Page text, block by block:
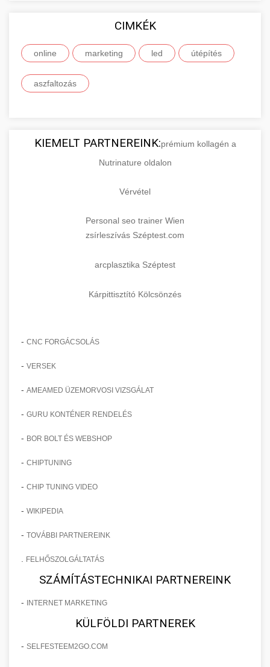
CIMKÉK
online marketing led útépítés
aszfaltozás
KIEMELT PARTNEREINK:prémium kollagén a
Nutrinature oldalon
Vérvétel
Personal seo trainer Wien
zsírleszívás Széptest.com
arcplasztika Széptest
Kárpittisztító Kölcsönzés
- CNC FORGÁCSOLÁS
- VERSEK
- AMEAMED ÜZEMORVOSI VIZSGÁLAT
- GURU KONTÉNER RENDELÉS
- BOR BOLT ÉS WEBSHOP
- CHIPTUNING
- CHIP TUNING VIDEO
- WIKIPEDIA
- TOVÁBBI PARTNEREINK
FELHŐSZOLGÁLTATÁS
SZÁMÍTÁSTECHNIKAI PARTNEREINK
- INTERNET MARKETING
KÜLFÖLDI PARTNEREK
- SELFESTEEM2GO.COM